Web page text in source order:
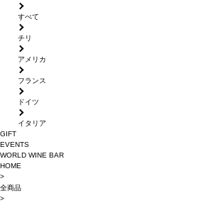
すべて
チリ
アメリカ
フランス
ドイツ
イタリア
GIFT
EVENTS
WORLD WINE BAR
HOME
>
全商品
>